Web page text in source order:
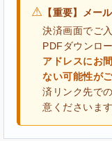
⚠ 【重要】メー
決済画面でご
PDFダウンロ
アドレスにお
ない可能性が
済リンク先で
意くださいま